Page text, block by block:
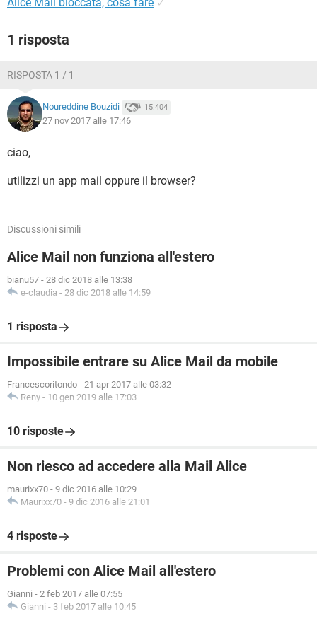
1 risposta
RISPOSTA 1 / 1
Noureddine Bouzidi 15.404
27 nov 2017 alle 17:46
ciao,
utilizzi un app mail oppure il browser?
Discussioni simili
Alice Mail non funziona all'estero
bianu57 - 28 dic 2018 alle 13:38
e-claudia - 28 dic 2018 alle 14:59
1 risposta
Impossibile entrare su Alice Mail da mobile
Francescoritondo - 21 apr 2017 alle 03:32
Reny - 10 gen 2019 alle 17:03
10 risposte
Non riesco ad accedere alla Mail Alice
maurixx70 - 9 dic 2016 alle 10:29
Maurixx70 - 9 dic 2016 alle 21:01
4 risposte
Problemi con Alice Mail all'estero
Gianni - 2 feb 2017 alle 07:55
Gianni - 3 feb 2017 alle 10:45